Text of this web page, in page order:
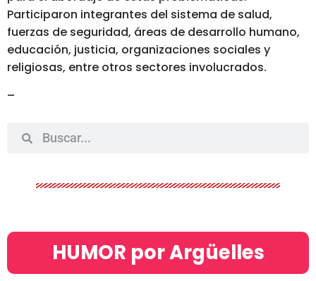
Participaron integrantes del sistema de salud,
fuerzas de seguridad, áreas de desarrollo humano,
educación, justicia, organizaciones sociales y
religiosas, entre otros sectores involucrados.
–
HUMOR por Argüelles​